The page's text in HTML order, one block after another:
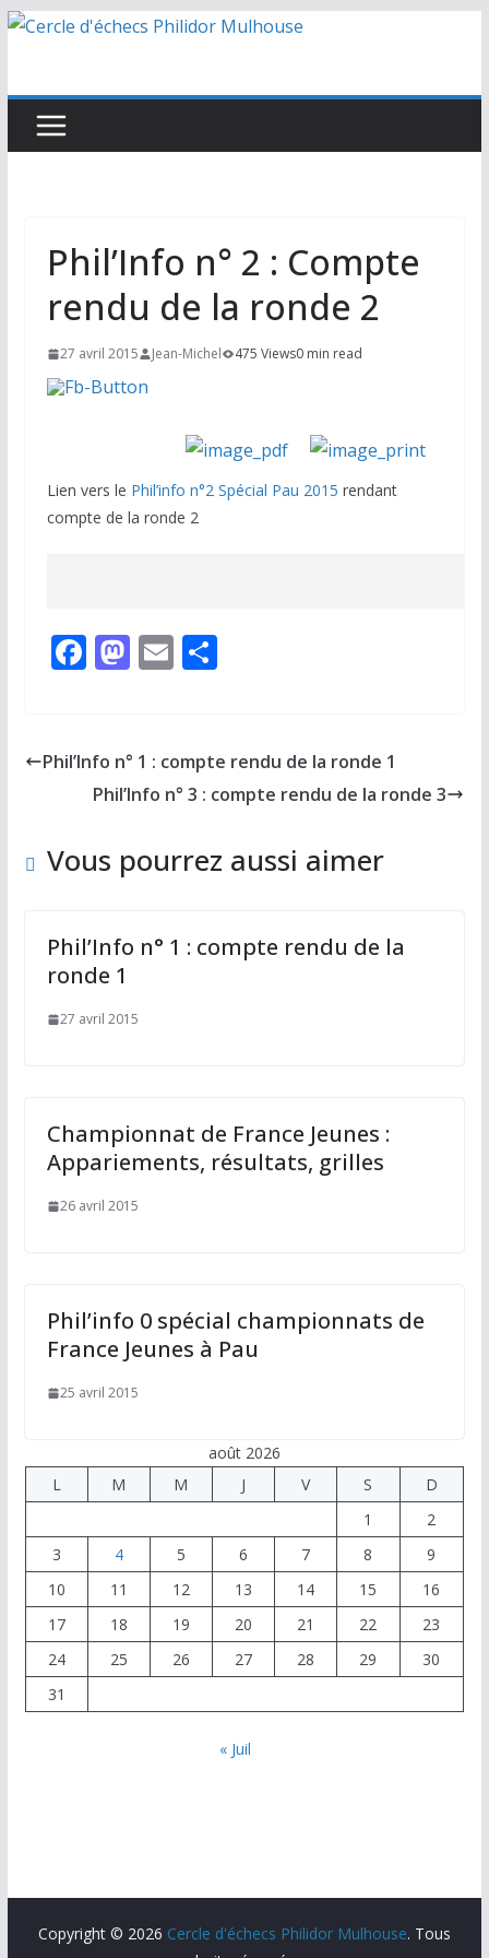
Passer
Phil’Info n° 2 : Compte
rendu de la ronde 2
27 avril 2015 Jean-Michel 475 Views0 min read
Lien vers le Phil’info n°2 Spécial Pau 2015 rendant
compte de la ronde 2
F
b
o
k
M
d
o
E
l
P
g
er
Phil’Info n° 1 : compte rendu de la ronde 1
Phil’Info n° 3 : compte rendu de la ronde 3
Vous pourrez aussi aimer
Phil’Info n° 1 : compte rendu de la
ronde 1
27 avril 2015
Championnat de France Jeunes :
Appariements, résultats, grilles
26 avril 2015
Phil’info 0 spécial championnats de
France Jeunes à Pau
25 avril 2015
août 2026
L
M M J V S
D
1
2
3
4 5 6 7 8
9
10
11 12 13 14 15
16
17
18 19 20 21 22
23
24
25 26 27 28 29
30
31
« Juil
Copyright © 2026 Cercle d'échecs Philidor Mulhouse. Tous